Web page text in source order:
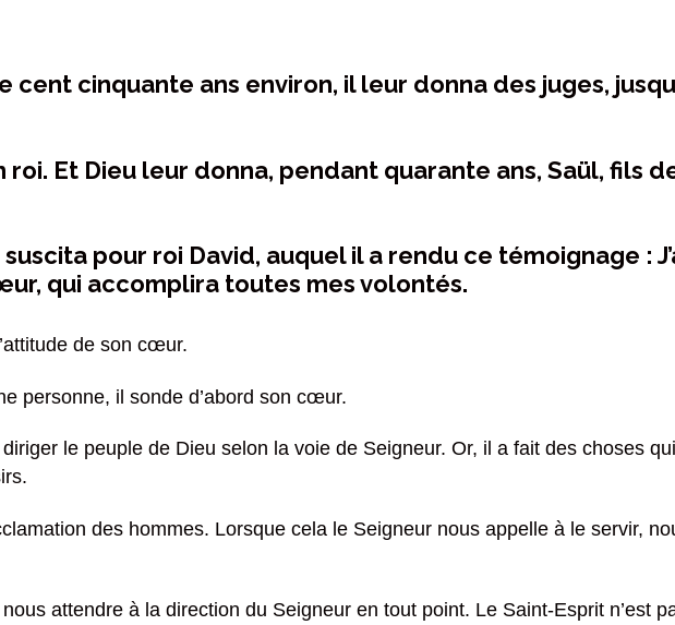
cent cinquante ans environ, il leur donna des juges,
Et Dieu leur donna, pendant quarante ans, Saül, fils
pour roi David, auquel il a rendu ce témoignage :
qui accomplira toutes mes volontés.
de son cœur.
personne, il sonde d’abord son cœur.
le peuple de Dieu selon la voie de Seigneur. Or, il a fait des choses
des hommes. Lorsque cela le Seigneur nous appelle à le servir,
attendre à la direction du Seigneur en tout point. Le Saint-Esprit n’est